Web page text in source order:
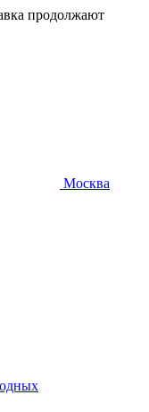
продолжают
Москва